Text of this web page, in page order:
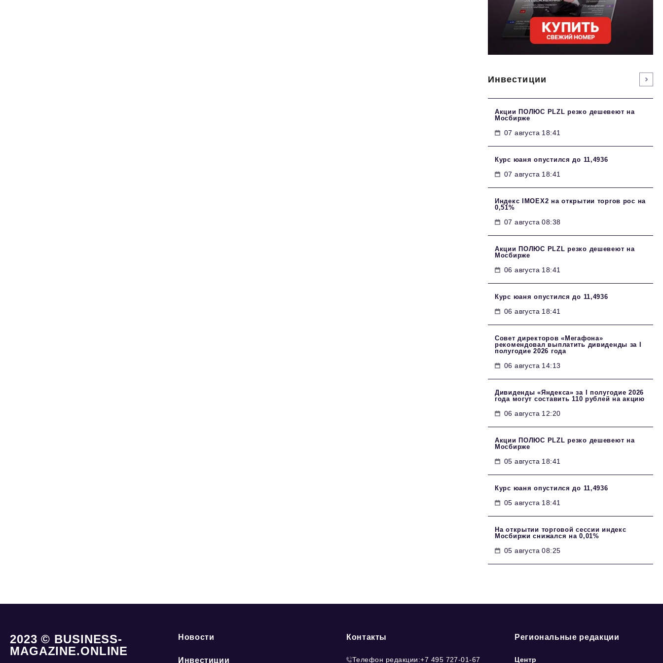
Инвестиции
Акции ПОЛЮС PLZL резко дешевеют на
Мосбирже
07 августа 18:41
Курс юаня опустился до 11,4936
07 августа 18:41
Индекс IMOEX2 на открытии торгов рос на
0,51%
07 августа 08:38
Акции ПОЛЮС PLZL резко дешевеют на
Мосбирже
06 августа 18:41
Курс юаня опустился до 11,4936
06 августа 18:41
Совет директоров «Мегафона»
рекомендовал выплатить дивиденды за I
полугодие 2026 года
06 августа 14:13
Дивиденды «Яндекса» за I полугодие 2026
года могут составить 110 рублей на акцию
06 августа 12:20
Акции ПОЛЮС PLZL резко дешевеют на
Мосбирже
05 августа 18:41
Курс юаня опустился до 11,4936
05 августа 18:41
На открытии торговой сессии индекс
Мосбиржи снижался на 0,01%
05 августа 08:25
2023 © BUSINESS-
MAGAZINE.ONLINE
Новости
Инвестиции
Контакты
Телефон редакции:+7 495 727-01-67
Региональные редакции
Центр